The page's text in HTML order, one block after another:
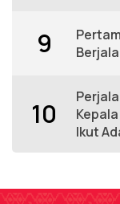
9
10
Ikut